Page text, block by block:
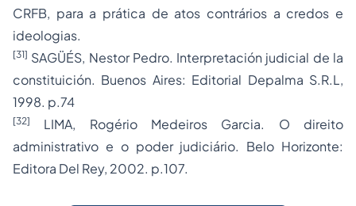
CRFB, para a prática de atos contrários a credos e
ideologias.
[31] SAGÜÉS, Nestor Pedro. Interpretación judicial de la
constituición. Buenos Aires: Editorial Depalma S.R.L,
1998. p.74
[32] LIMA, Rogério Medeiros Garcia. O direito
administrativo e o poder judiciário. Belo Horizonte:
Editora Del Rey, 2002. p.107.